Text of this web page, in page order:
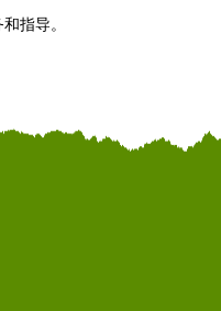
指导。